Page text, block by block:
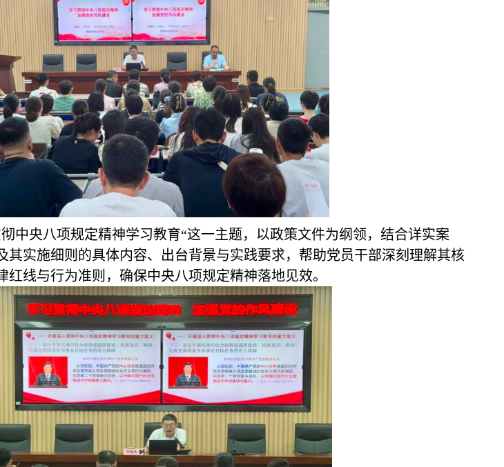
中央八项规定精神学习教育“这一主题，以政策文件为纲领，结合详实案
其实施细则的具体内容、出台背景与实践要求，帮助党员干部深刻理解其核
线与行为准则，确保中央八项规定精神落地见效。